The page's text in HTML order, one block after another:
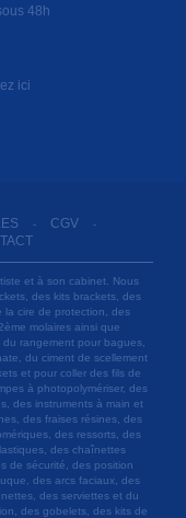
48h
ici
- CGV -
et à son cabinet. Nous
des kits brackets, des
la cire de protection, des
molaires ainsi que
rangement pour bagues,
du ciment de scellement
et pour coller des fils de
à photopolymériser, des
des instruments à main et
des fraises résines, des
des ressorts, des
des chaînettes
de sécurité, des position
des arcs faciaux, des
des serviettes et du
des gobelets, des kits de